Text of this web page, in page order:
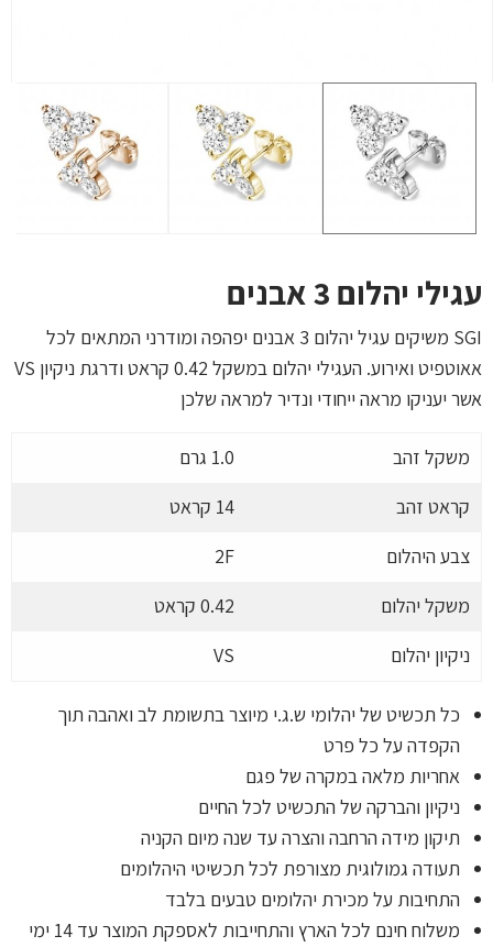
עגילי יהלום 3 אבנים
SGI משיקים עגיל יהלום 3 אבנים יפהפה ומודרני המתאים לכל
אאוטפיט ואירוע. העגילי יהלום במשקל 0.42 קראט ודרגת ניקיון VS
אשר יעניקו מראה ייחודי ונדיר למראה שלכן
משקל זהב
1.0 גרם
קראט זהב
14 קראט
צבע היהלום
2F
משקל יהלום
0.42 קראט
ניקיון יהלום
VS
כל תכשיט של יהלומי ש.ג.י מיוצר בתשומת לב ואהבה תוך
הקפדה על כל פרט
אחריות מלאה במקרה של פגם
ניקיון והברקה של התכשיט לכל החיים
תיקון מידה הרחבה והצרה עד שנה מיום הקניה
תעודה גמולוגית מצורפת לכל תכשיטי היהלומים
התחיבות על מכירת יהלומים טבעים בלבד
משלוח חינם לכל הארץ והתחייבות לאספקת המוצר עד 14 ימי